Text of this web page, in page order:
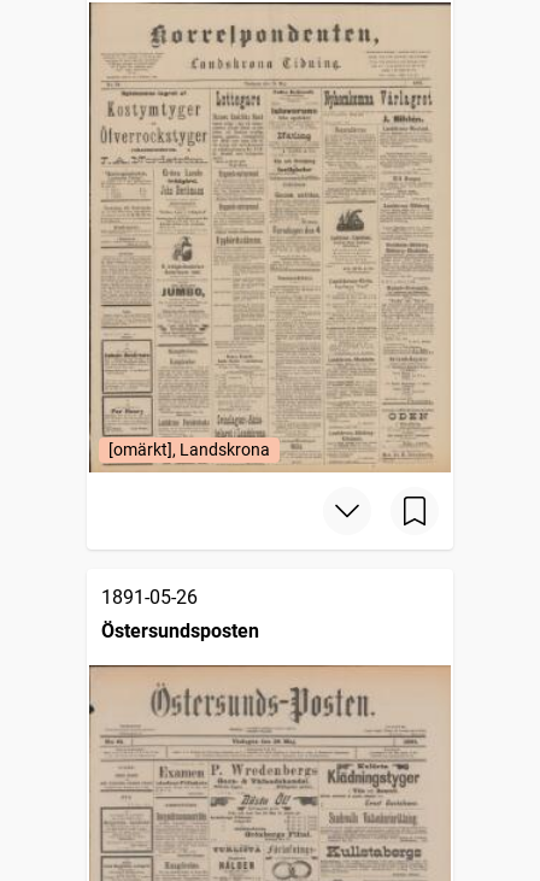
[omärkt], Landskrona
1891-05-26
Östersundsposten